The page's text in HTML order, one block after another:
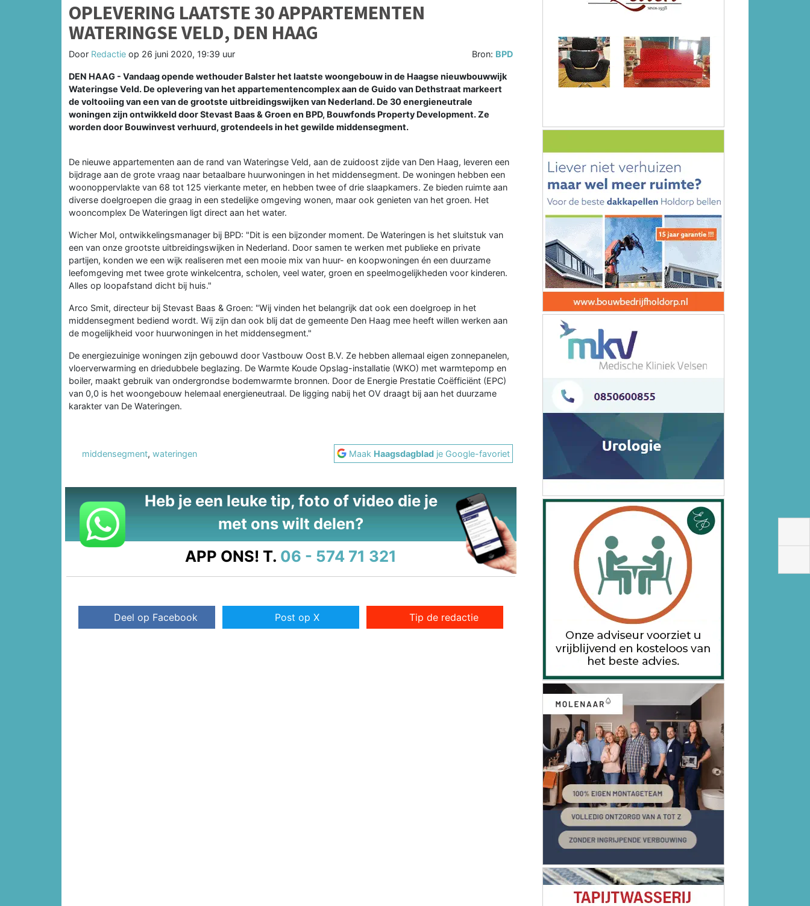
OPLEVERING LAATSTE 30 APPARTEMENTEN
WATERINGSE VELD, DEN HAAG
Door Redactie op 26 juni 2020, 19:39 uur Bron: BPD
DEN HAAG - Vandaag opende wethouder Balster het laatste woongebouw in de Haagse nieuwbouwwijk
Wateringse Veld. De oplevering van het appartementencomplex aan de Guido van Dethstraat markeert
de voltooiing van een van de grootste uitbreidingswijken van Nederland. De 30 energieneutrale
woningen zijn ontwikkeld door Stevast Baas & Groen en BPD, Bouwfonds Property Development. Ze
worden door Bouwinvest verhuurd, grotendeels in het gewilde middensegment.
De nieuwe appartementen aan de rand van Wateringse Veld, aan de zuidoost zijde van Den Haag, leveren een
bijdrage aan de grote vraag naar betaalbare huurwoningen in het middensegment. De woningen hebben een
woonoppervlakte van 68 tot 125 vierkante meter, en hebben twee of drie slaapkamers. Ze bieden ruimte aan
diverse doelgroepen die graag in een stedelijke omgeving wonen, maar ook genieten van het groen. Het
wooncomplex De Wateringen ligt direct aan het water.
Wicher Mol, ontwikkelingsmanager bij BPD: "Dit is een bijzonder moment. De Wateringen is het sluitstuk van
een van onze grootste uitbreidingswijken in Nederland. Door samen te werken met publieke en private
partijen, konden we een wijk realiseren met een mooie mix van huur- en koopwoningen én een duurzame
leefomgeving met twee grote winkelcentra, scholen, veel water, groen en speelmogelijkheden voor kinderen.
Alles op loopafstand dicht bij huis."
Arco Smit, directeur bij Stevast Baas & Groen: "Wij vinden het belangrijk dat ook een doelgroep in het
middensegment bediend wordt. Wij zijn dan ook blij dat de gemeente Den Haag mee heeft willen werken aan
de mogelijkheid voor huurwoningen in het middensegment."
De energiezuinige woningen zijn gebouwd door Vastbouw Oost B.V. Ze hebben allemaal eigen zonnepanelen,
vloerverwarming en driedubbele beglazing. De Warmte Koude Opslag-installatie (WKO) met warmtepomp en
boiler, maakt gebruik van ondergrondse bodemwarmte bronnen. Door de Energie Prestatie Coëfficiënt (EPC)
van 0,0 is het woongebouw helemaal energieneutraal. De ligging nabij het OV draagt bij aan het duurzame
karakter van De Wateringen.
middensegment, wateringen Maak Haagsdagblad je Google-favoriet
Heb je een leuke tip, foto of video die je
met ons wilt delen?
APP ONS! T. 06 - 574 71 321
Deel op Facebook Post op X Tip de redactie